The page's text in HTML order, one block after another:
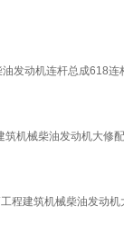
发动机连杆总成618连
机械柴油发动机大修
程建筑机械柴油发动